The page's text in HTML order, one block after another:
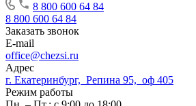
8 800 600 64 84
8 800 600 64 84
Заказать звонок
E-mail
office@chezsi.ru
Адрес
г. Екатеринбург, Репина 95, оф 405
Режим работы